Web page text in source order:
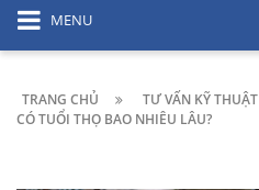
MENU
TRANG CHỦ TƯ VẤN KỸ THUẬT
CÓ TUỔI THỌ BAO NHIÊU LÂU?